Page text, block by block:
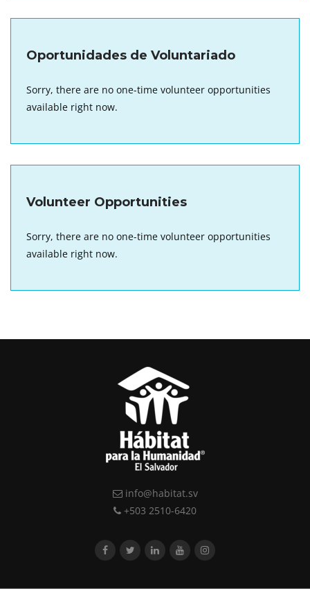
Oportunidades de Voluntariado
Sorry, there are no one-time volunteer opportunities
available right now.
Volunteer Opportunities
Sorry, there are no one-time volunteer opportunities
available right now.
info@habitat.sv
+503 2510-6420